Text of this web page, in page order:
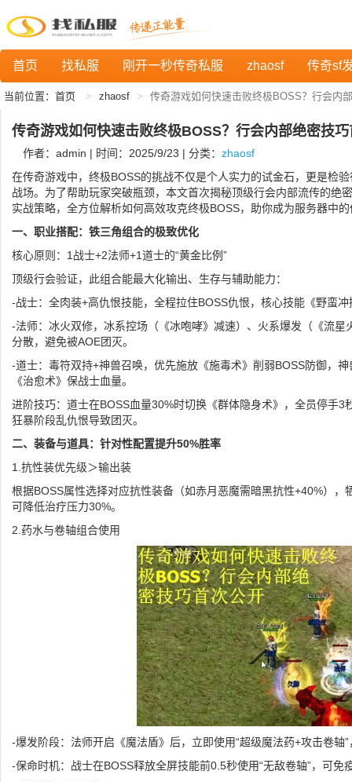
首页 找私服 刚开一秒传奇私服 zhaosf 传奇sf
当前位置： 首页 zhaosf 传奇游戏如何快速击败终极BOSS？行会内
传奇游戏如何快速击败终极BOSS？行会内部绝密技
作者：admin | 时间：2025/9/23 | 分类： zhaosf
在传奇游戏中，终极BOSS的挑战不仅是个人实力的试金石，更是检
战场。为了帮助玩家突破瓶颈，本文首次揭秘顶级行会内部流传的绝
实战策略，全方位解析如何高效攻克终极BOSS，助你成为服务器中
一、职业搭配：铁三角组合的极致优化
核心原则：1战士+2法师+1道士的“黄金比例”
顶级行会验证，此组合能最大化输出、生存与辅助能力：
-战士：全肉装+高仇恨技能，全程拉住BOSS仇恨，核心技能《野蛮
-法师：冰火双修，冰系控场（《冰咆哮》减速）、火系爆发（《流星
分散，避免被AOE团灭。
-道士：毒符双持+神兽召唤，优先施放《施毒术》削弱BOSS防御，
《治愈术》保战士血量。
进阶技巧：道士在BOSS血量30%时切换《群体隐身术》，全员停手3
狂暴阶段乱仇恨导致团灭。
二、装备与道具：针对性配置提升50%胜率
1.抗性装优先级＞输出装
根据BOSS属性选择对应抗性装备（如赤月恶魔需暗黑抗性+40%），
可降低治疗压力30%。
2.药水与卷轴组合使用
-爆发阶段：法师开启《魔法盾》后，立即使用“超级魔法药+攻击卷轴
-保命时机：战士在BOSS释放全屏技能前0.5秒使用“无敌卷轴”，可免